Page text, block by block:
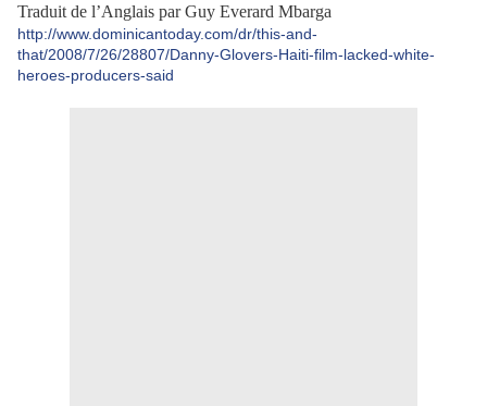
Traduit de l’Anglais par Guy Everard Mbarga
http://www.dominicantoday.com/dr/this-and-
that/2008/7/26/28807/Danny-Glovers-Haiti-film-lacked-white-
heroes-producers-said